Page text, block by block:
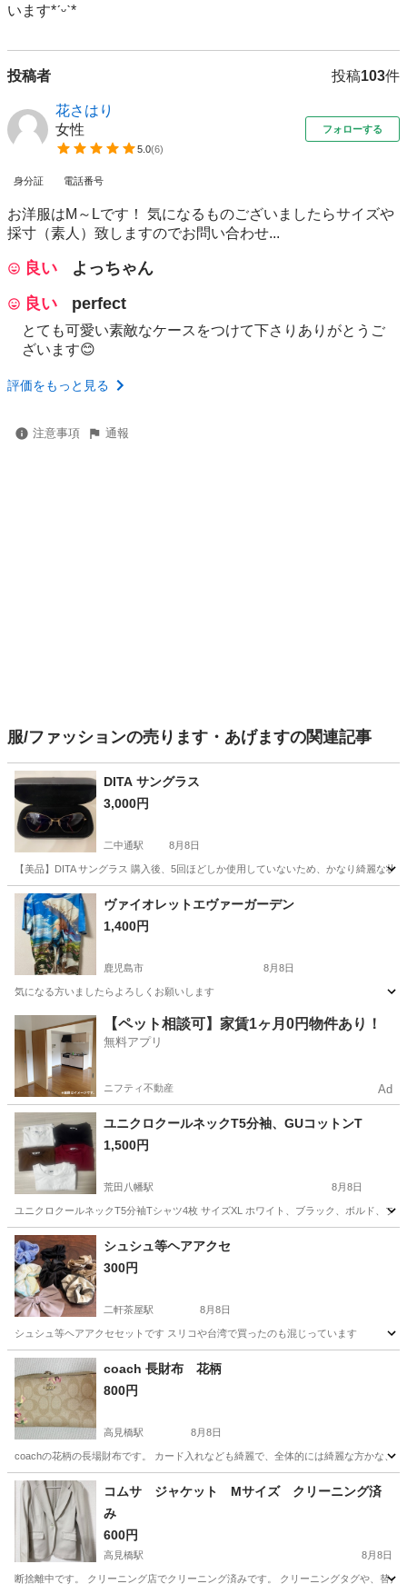
います*ˊᵕˋ*
投稿者 投稿103件
花さはり
女性
5.0(6)
フォローする
身分証 電話番号
お洋服はM～Lです！ 気になるものございましたらサイズや
採寸（素人）致しますのでお問い合わせ...
良い
よっちゃん
良い
perfect
とても可愛い素敵なケースをつけて下さりありがとうご
ざいます😊
評価をもっと見る
注意事項 通報
服/ファッションの売ります・あげますの関連記事
DITA サングラス
3,000円
二中通駅 8月8日
【美品】DITA サングラス 購入後、5回ほどしか使用していないため、かなり綺麗な
鹿児島 鹿児島市 二中通駅 小物
ヴァイオレットエヴァーガーデン
1,400円
鹿児島市 8月8日
気になる方いましたらよろしくお願いします
鹿児島市 Tシャツ
【ペット相談可】家賃1ヶ月0円物件あり！
無料アプリ
ニフティ不動産 Ad
ユニクロクールネックT5分袖、GUコットンT
1,500円
荒田八幡駅 8月8日
ユニクロクールネックT5分袖Tシャツ4枚 サイズXL ホワイト、ブラック、ボルド、
鹿児島 鹿児島市 荒田八幡駅 Tシャツ
シュシュ等ヘアアクセ
300円
二軒茶屋駅 8月8日
シュシュ等ヘアアクセセットです スリコや台湾で買ったのも混じっています
鹿児島 鹿児島市 二軒茶屋駅 小物
coach 長財布 花柄
800円
高見橋駅 8月8日
coachの花柄の長場財布です。 カード入れなども綺麗で、全体的には綺麗な方かな、
鹿児島 鹿児島市 高見橋駅 小物
コムサ ジャケット Mサイズ クリーニング済
み
600円
高見橋駅 8月8日
断捨離中です。 クリーニング店でクリーニング済みです。 クリーニングタグや、替